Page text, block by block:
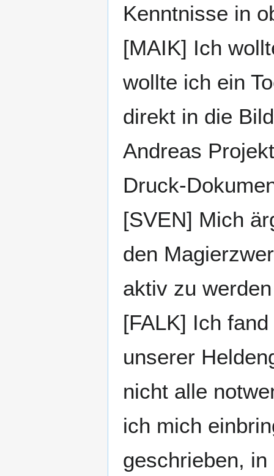
Kenntnisse in
[MAIK] Ich
wollte ich ein
direkt in die
Andreas
Druck-
[SVEN] Mich
den
aktiv zu
[FALK] Ich
unserer
nicht alle
ich mich
geschrieben,